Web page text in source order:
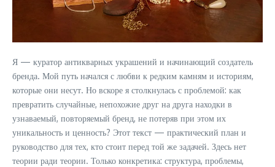
Я — куратор антикварных украшений и начинающий создатель
бренда. Мой путь начался с любви к редким камням и историям,
которые они несут. Но вскоре я столкнулась с проблемой: как
превратить случайные, непохожие друг на друга находки в
узнаваемый, повторяемый бренд, не потеряв при этом их
уникальность и ценность? Этот текст — практический план и
руководство для тех, кто стоит перед той же задачей. Здесь нет
теории ради теории. Только конкретика: структура, проблемы,